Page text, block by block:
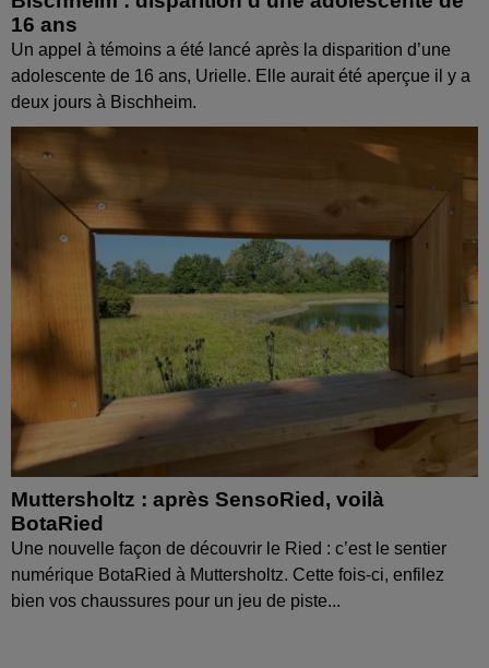
16 ans
Un appel à témoins a été lancé après la disparition d’une
adolescente de 16 ans, Urielle. Elle aurait été aperçue il y a
deux jours à Bischheim.
Muttersholtz : après SensoRied, voilà
BotaRied
Une nouvelle façon de découvrir le Ried : c’est le sentier
numérique BotaRied à Muttersholtz. Cette fois-ci, enfilez
bien vos chaussures pour un jeu de piste...